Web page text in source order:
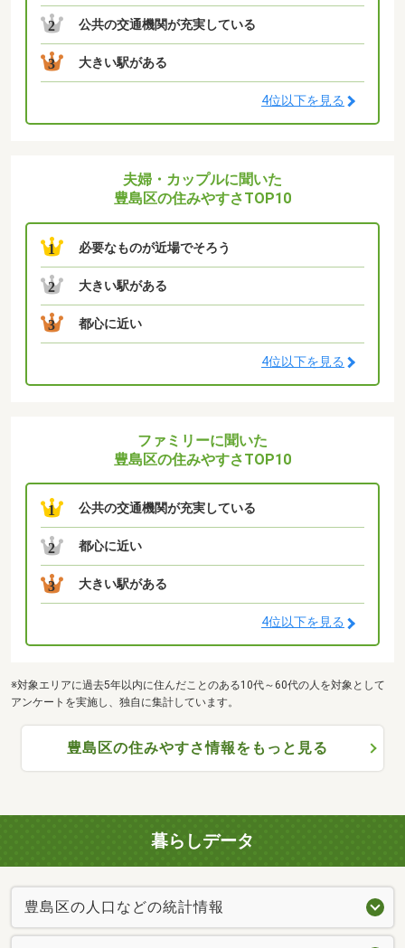
2 公共の交通機関が充実している
3 大きい駅がある
4位以下を見る
夫婦・カップルに聞いた
豊島区の住みやすさTOP10
1 必要なものが近場でそろう
2 大きい駅がある
3 都心に近い
4位以下を見る
ファミリーに聞いた
豊島区の住みやすさTOP10
1 公共の交通機関が充実している
2 都心に近い
3 大きい駅がある
4位以下を見る
※対象エリアに過去5年以内に住んだことのある10代～60代の人を対象として
アンケートを実施し、独自に集計しています。
豊島区の住みやすさ情報をもっと見る
暮らしデータ
豊島区の人口などの統計情報